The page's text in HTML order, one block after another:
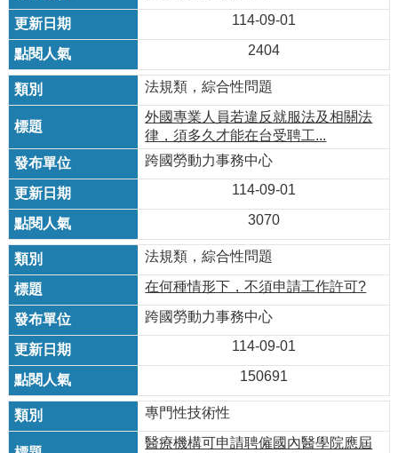
114-09-01
2404
法規類，綜合性問題
外國專業人員若違反就服法及相關法
律，須多久才能在台受聘工...
跨國勞動力事務中心
114-09-01
3070
法規類，綜合性問題
在何種情形下，不須申請工作許可?
跨國勞動力事務中心
114-09-01
150691
專門性技術性
醫療機構可申請聘僱國內醫學院應屆